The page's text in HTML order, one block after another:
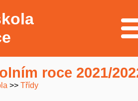
roce 2021/
Třídy